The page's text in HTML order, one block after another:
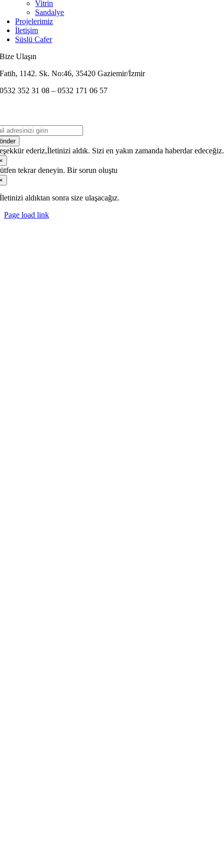
Vitrin
Sandalye
Projelerimiz
İletişim
Süslü Cafer
Bize Ulaşın
Fatih, 1142. Sk. No:46, 35420 Gaziemir/İzmir
0532 352 31 08 – 0532 171 06 57
ederiz,İletinizi aldık. Sizi en yakın zamanda haberdar edeceğiz.
tekrar deneyin. Bir sorun oluştu
İletinizi aldıktan sonra size ulaşacağız.
Page load link